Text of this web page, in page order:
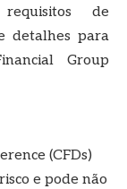
de
detalhes para
Group
(CFDs)
e pode não